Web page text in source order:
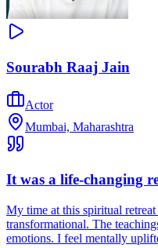
Sourabh Raaj Jain
Actor
Mumbai, Maharashtra
It was a life-changing
My time at this spiritual
transformational. The
emotions. I feel mentally